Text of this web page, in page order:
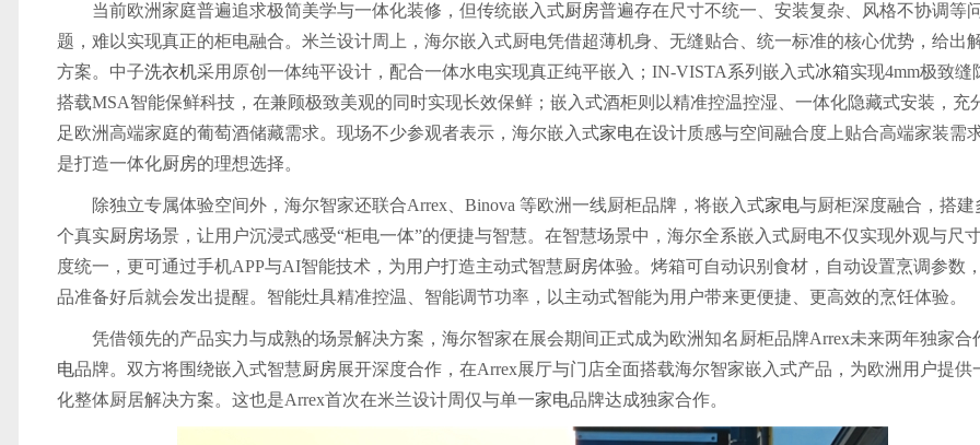
当前欧洲家庭普遍追求极简美学与一体化装修，但传统嵌入式厨房普遍存在尺寸不统一、安装复杂、风格不协调等
题，难以实现真正的柜电融合。米兰设计周上，海尔嵌入式厨电凭借超薄机身、无缝贴合、统一标准的核心优势，给出
方案。中子洗衣机采用原创一体纯平设计，配合一体水电实现真正纯平嵌入；IN-VISTA系列嵌入式冰箱实现4mm极致缝
搭载MSA智能保鲜科技，在兼顾极致美观的同时实现长效保鲜；嵌入式酒柜则以精准控温控湿、一体化隐藏式安装，充
足欧洲高端家庭的葡萄酒储藏需求。现场不少参观者表示，海尔嵌入式家电在设计质感与空间融合度上贴合高端家装需
是打造一体化厨房的理想选择。
除独立专属体验空间外，海尔智家还联合Arrex、Binova 等欧洲一线厨柜品牌，将嵌入式家电与厨柜深度融合，搭建
个真实厨房场景，让用户沉浸式感受“柜电一体”的便捷与智慧。在智慧场景中，海尔全系嵌入式厨电不仅实现外观与尺
度统一，更可通过手机APP与AI智能技术，为用户打造主动式智慧厨房体验。烤箱可自动识别食材，自动设置烹调参数
品准备好后就会发出提醒。智能灶具精准控温、智能调节功率，以主动式智能为用户带来更便捷、更高效的烹饪体验。
凭借领先的产品实力与成熟的场景解决方案，海尔智家在展会期间正式成为欧洲知名厨柜品牌Arrex未来两年独家合
电品牌。双方将围绕嵌入式智慧厨房展开深度合作，在Arrex展厅与门店全面搭载海尔智家嵌入式产品，为欧洲用户提供
化整体厨居解决方案。这也是Arrex首次在米兰设计周仅与单一家电品牌达成独家合作。